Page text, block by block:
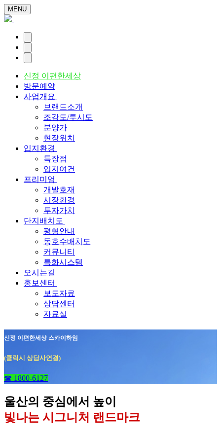
MENU
신정 이편한세상
방문예약
사업개요
브랜드소개
조감도/투시도
분양가
현장위치
입지환경
특장점
입지여건
프리미엄
개발호재
시장환경
투자가치
단지배치도
평형안내
동호수배치도
커뮤니티
특화시스템
오시는길
홍보센터
보도자료
상담센터
자료실
신정 이편한세상 스카이하임
(클릭시 상담사연결)
☎ 1800-6127
울산의 중심에서 높이
빛나는 시그니처 랜드마크